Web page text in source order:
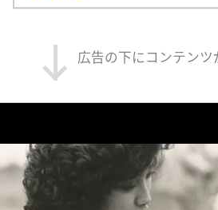
広告の下にコンテンツ